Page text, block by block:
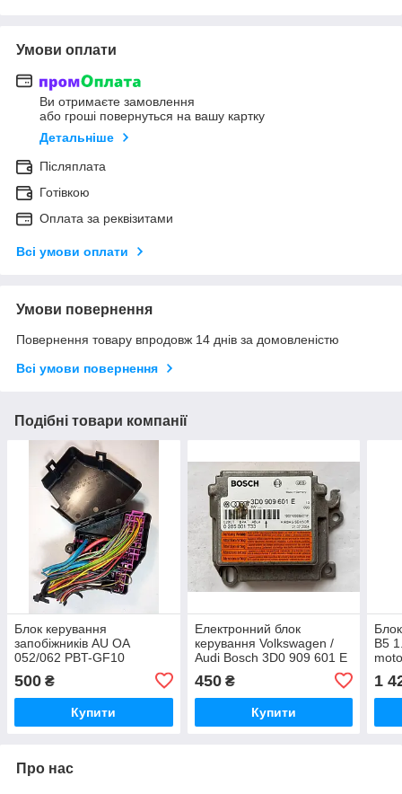
Умови оплати
Ви отримаєте замовлення
або гроші повернуться на вашу картку
Детальніше
Післяплата
Готівкою
Оплата за реквізитами
Всі умови оплати
Умови повернення
Повернення товару впродовж 14 днів за домовленістю
Всі умови повернення
Подібні товари компанії
Блок керування
запобіжників AU OA
052/062 PBT-GF10
072/082 8D1 941 824 A3
500 ₴
Купити
Електронний блок
керування Volkswagen /
Audi Bosch 3D0 909 601 E
/ 3D0909601E / 0 285 001
733 / 0285001733
450₴
Купити
B5
1
Про нас